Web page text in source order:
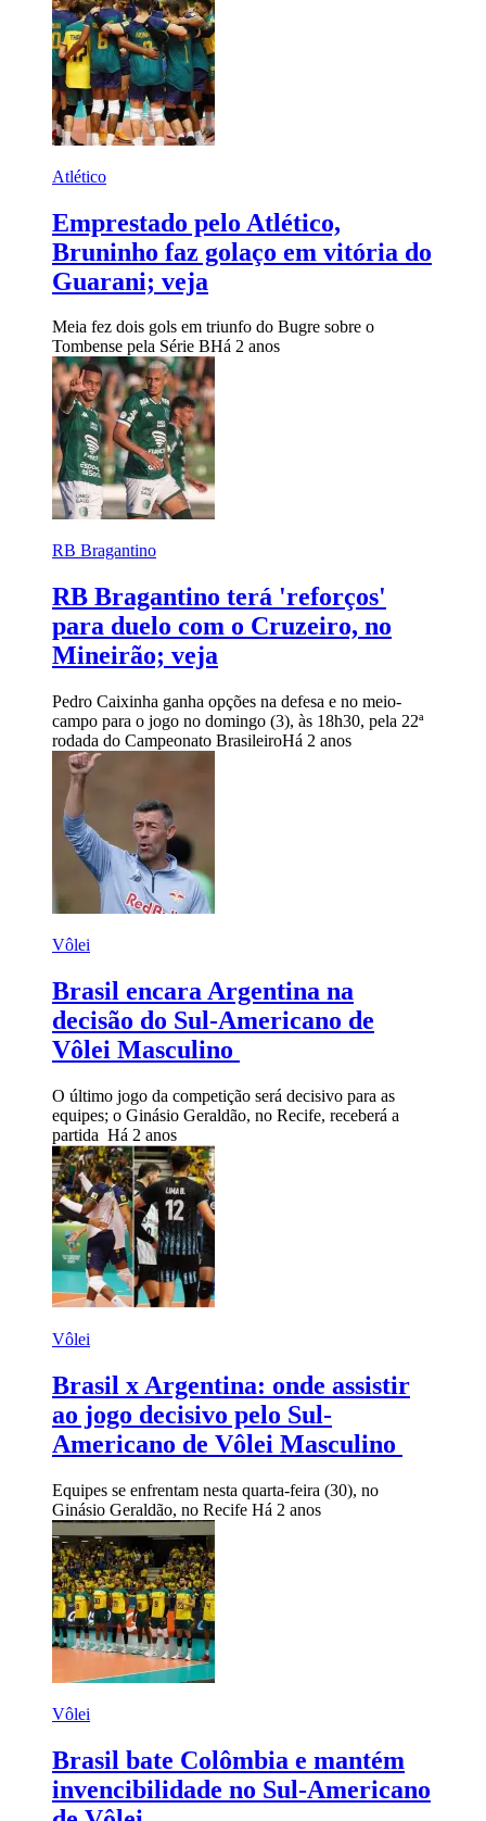
Atlético
Emprestado pelo Atlético,
Bruninho faz golaço em vitória do
Guarani; veja
Meia fez dois gols em triunfo do Bugre sobre o
Tombense pela Série BHá 2 anos
RB Bragantino
RB Bragantino terá 'reforços'
para duelo com o Cruzeiro, no
Mineirão; veja
Pedro Caixinha ganha opções na defesa e no meio-
campo para o jogo no domingo (3), às 18h30, pela 22ª
rodada do Campeonato BrasileiroHá 2 anos
Vôlei
Brasil encara Argentina na
decisão do Sul-Americano de
Vôlei Masculino
O último jogo da competição será decisivo para as
equipes; o Ginásio Geraldão, no Recife, receberá a
partida Há 2 anos
Vôlei
Brasil x Argentina: onde assistir
ao jogo decisivo pelo Sul-
Americano de Vôlei Masculino
Equipes se enfrentam nesta quarta-feira (30), no
Ginásio Geraldão, no Recife Há 2 anos
Vôlei
Brasil bate Colômbia e mantém
invencibilidade no Sul-Americano